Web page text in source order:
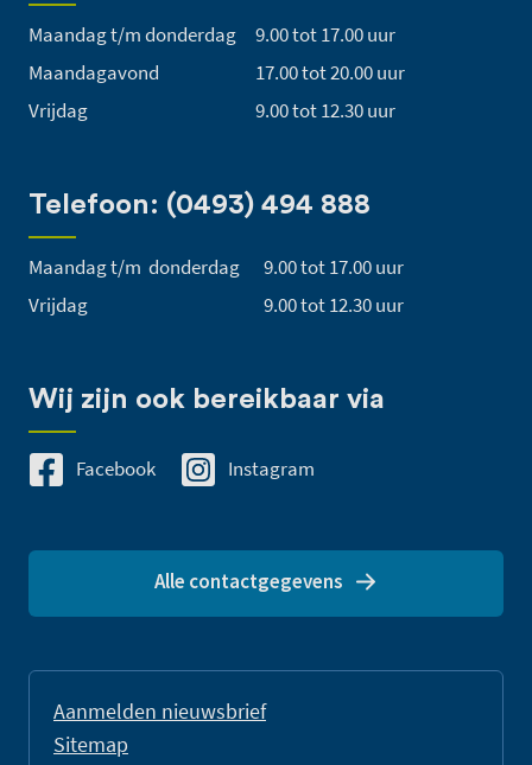
Maandag t/m donderdag
9.00 tot 17.00 uur
Maandagavond
17.00 tot 20.00 uur
Vrijdag
9.00 tot 12.30 uur
Telefoon: (0493) 494 888
Maandag t/m donderdag
9.00 tot 17.00 uur
Vrijdag
9.00 tot 12.30 uur
Wij zijn ook bereikbaar via
Facebook Instagram
Alle contactgegevens
Aanmelden nieuwsbrief
Sitemap